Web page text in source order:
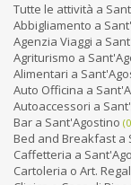
Tutte le attività a
Abbigliamento a
Agenzia Viaggi a
Agriturismo a
Alimentari a
Auto Officina a
Autoaccessori a
Bar a Sant'Agostino
Bed and Breakfast a
Caffetteria a
Cartoleria o Art.